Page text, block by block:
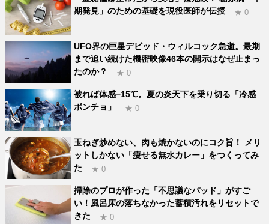
期発見」のための基礎を現役医師が伝授
★ 0
UFO界の巨星デビッド・ウィルコック急逝。最期
まで追い続けた機密映像46本の開示はなぜ止まっ
たのか？
★ 0
被れば体感−15℃。夏の炎天下を乗り切る「冷感
ポンチョ」
★ 0
玉ねぎ炒めない、肉も焼かないのにコク旨！ メリ
ットしかない「痩せる無水カレー」をつくってみ
た
★ 0
掃除のプロが作った「不思議なパッド」がすご
い！風呂床の落ちなかった蓄積汚れをリセットで
きた
★ 0